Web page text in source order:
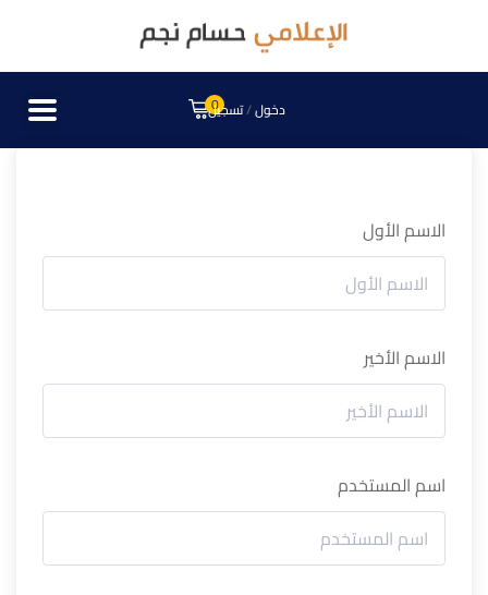
0 دخول/تسجيل
الاسم الأول
الاسم الأخير
اسم المستخدم